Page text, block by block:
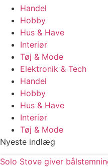
Handel
Hobby
Hus & Have
Interiør
Tøj & Mode
Elektronik & Tech
Handel
Hobby
Hus & Have
Interiør
Tøj & Mode
Nyeste indlæg
Solo Stove giver